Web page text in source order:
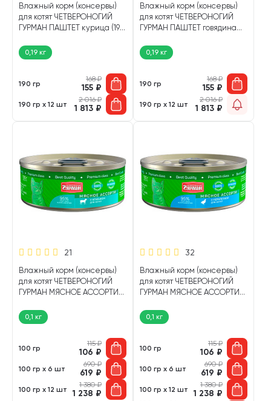
Влажный корм (консервы)
для котят ЧЕТВЕРОНОГИЙ
ГУРМАН ПАШТЕТ курица (190
0,19 кг
190 гр
168₽
155 ₽
190 гр х 12 шт
2 016₽
1 813 ₽
Влажный корм (консервы)
для котят ЧЕТВЕРОНОГИЙ
ГУРМАН ПАШТЕТ говядина
0,19 кг
190 гр
168₽
155 ₽
190 гр х 12 шт
2 016₽
1 813 ₽
21
Влажный корм (консервы)
для котят ЧЕТВЕРОНОГИЙ
ГУРМАН МЯСНОЕ АССОРТИ
0,1 кг
100 гр
115₽
106 ₽
100 гр х 6 шт
690₽
619 ₽
100 гр х 12 шт
1 380₽
1 238 ₽
32
Влажный корм (консервы)
для котят ЧЕТВЕРОНОГИЙ
ГУРМАН МЯСНОЕ АССОРТИ
0,1 кг
100 гр
115₽
106 ₽
100 гр х 6 шт
690₽
619 ₽
100 гр х 12 шт
1 380₽
1 238 ₽